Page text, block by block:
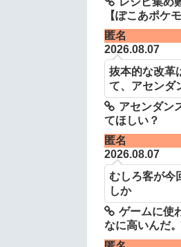
【ぽこあポケ
匿名
2026.08.07
抜本的な改革
て、アセンダ
アセンダン
てほしい？
匿名
2026.08.07
むしろ客が今
しか
ゲームに使
なに高いんだ。